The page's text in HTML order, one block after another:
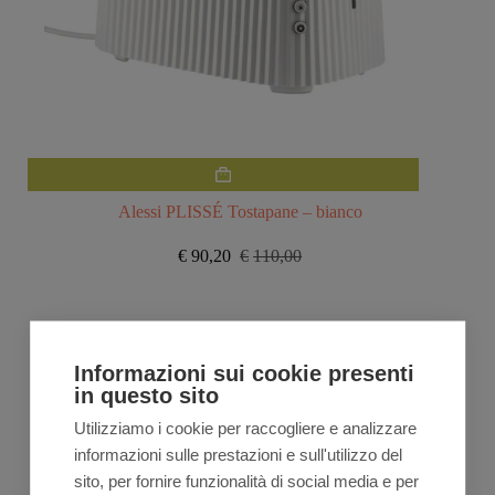
Alessi PLISSÉ Tostapane – bianco
€ 110,00
Il
era:
€ 90,20 Il
è:
Informazioni sui cookie presenti
in questo sito
Utilizziamo i cookie per raccogliere e analizzare
informazioni sulle prestazioni e sull'utilizzo del
sito, per fornire funzionalità di social media e per